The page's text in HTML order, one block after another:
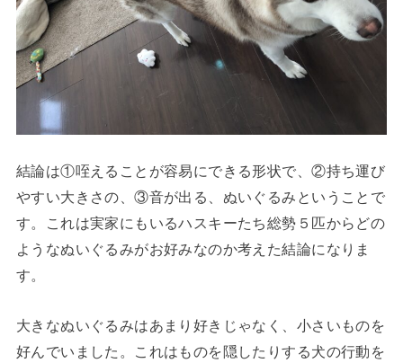
結論は①咥えることが容易にできる形状で、②持ち運び
やすい大きさの、③音が出る、ぬいぐるみということで
す。これは実家にもいるハスキーたち総勢５匹からどの
ようなぬいぐるみがお好みなのか考えた結論になりま
す。
大きなぬいぐるみはあまり好きじゃなく、小さいものを
好んでいました。これはものを隠したりする犬の行動を